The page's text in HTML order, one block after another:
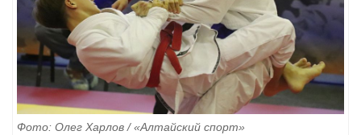
Фото: Олег Харлов / «Алтайский спорт»